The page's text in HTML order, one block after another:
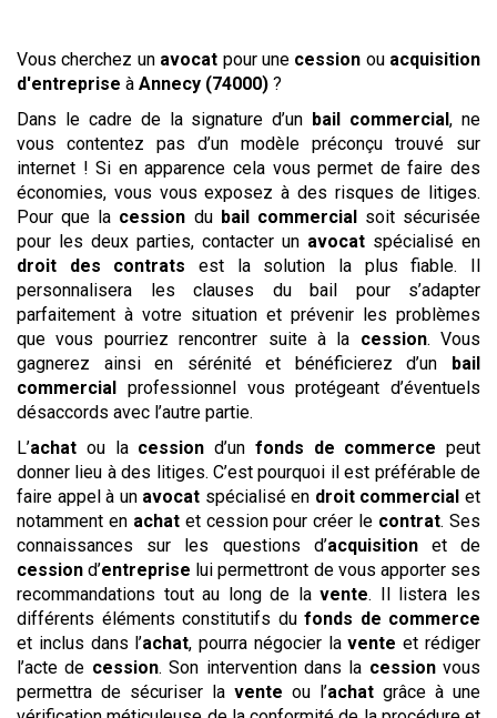
Vous cherchez un avocat pour une cession ou acquisition
d'entreprise à Annecy (74000) ?
Dans le cadre de la signature d’un bail commercial, ne
vous contentez pas d’un modèle préconçu trouvé sur
internet ! Si en apparence cela vous permet de faire des
économies, vous vous exposez à des risques de litiges.
Pour que la cession du bail commercial
soit sécurisée
pour les deux parties, contacter un avocat spécialisé en
droit des contrats est la solution la plus fiable. Il
personnalisera les clauses du bail pour s’adapter
parfaitement à votre situation et prévenir les problèmes
que vous pourriez rencontrer suite à la cession. Vous
gagnerez ainsi en sérénité et bénéficierez d’un
bail
commercial
professionnel vous protégeant d’éventuels
désaccords avec l’autre partie.
L’achat ou la cession d’un fonds de commerce peut
donner lieu à des litiges. C’est pourquoi il est préférable de
faire appel à un avocat spécialisé en droit commercial et
notamment en achatet cession pour créer le contrat. Ses
connaissances sur les questions d’acquisitionet de
cession d’entreprise lui permettront de vous apporter ses
recommandations tout au long de lavente. Il listera les
différents éléments constitutifs du fonds de commerce
et inclus dans l’achat, pourra négocier lavente et rédiger
l’acte de cession. Son intervention dans la cessionvous
permettra de sécuriser la vente ou l’achat grâce à une